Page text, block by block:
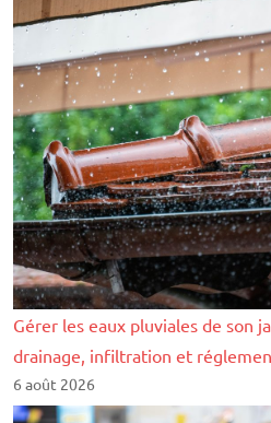
Gérer les eaux pluviales de son
drainage, infiltration et
6 août 2026